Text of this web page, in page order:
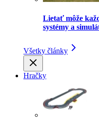
Lietať môže
systémy a
Všetky články
Hračky